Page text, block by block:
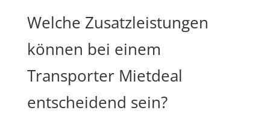
Welche Zusatzleistungen
können bei einem
Transporter Mietdeal
entscheidend sein?